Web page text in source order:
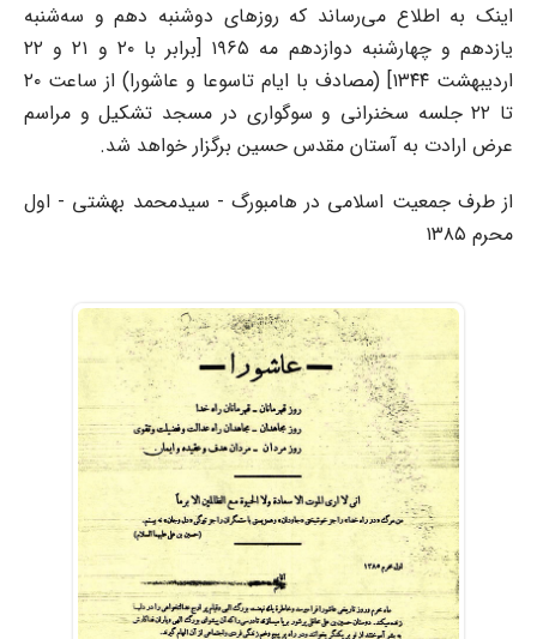
اینک به اطلاع می‌رساند که روزهای دوشنبه دهم و سه‌شنبه
یازدهم و چهارشنبه دوازدهم مه ۱۹۶۵ [برابر با ۲۰ و ۲۱ و ۲۲
اردیبهشت ۱۳۴۴] (مصادف با ایام تاسوعا و عاشورا) از ساعت ۲۰
تا ۲۲ جلسه سخنرانی و سوگواری در مسجد تشکیل و مراسم
عرض ارادت به آستان مقدس حسین برگزار خواهد شد.
از طرف جمعیت اسلامی در هامبورگ - سیدمحمد بهشتی - اول
محرم ۱۳۸۵